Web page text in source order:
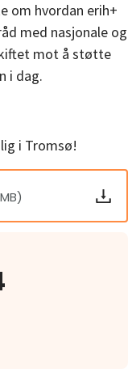
om hvordan erih+
med nasjonale og
mot å støtte
i dag.
i Tromsø!